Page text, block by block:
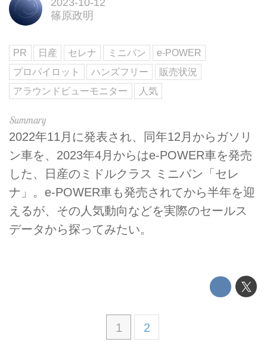
篠原政明
PR 日産 セレナ ミニバン
e-POWER
プロパイロット
ハンズフリー
販売状況
アラウンドビューモニター
人気
2022年11月に発表され、同年12月からガソリ
ン車を、2023年4月からはe-POWER車を発売
した、日産のミドルクラス ミニバン「セレ
ナ」。e-POWER車も発売されてから半年を迎
えるが、その人気動向などを実際のセールス
データから探ってみたい。
1 2